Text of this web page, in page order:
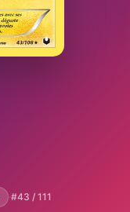
·#43 / 111